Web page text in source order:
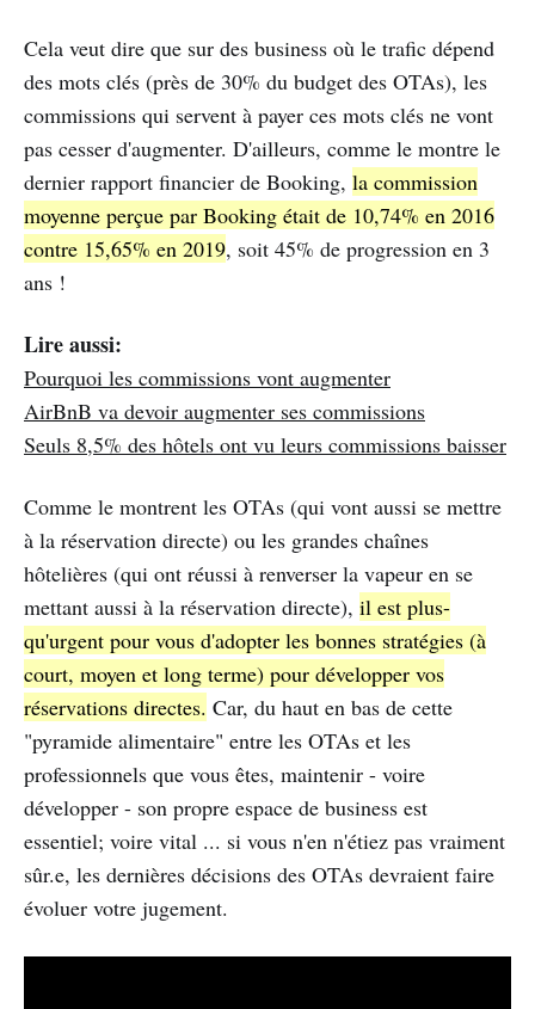
Cela veut dire que sur des business où le trafic dépend
des mots clés (près de 30% du budget des OTAs), les
commissions qui servent à payer ces mots clés ne vont
pas cesser d'augmenter. D'ailleurs, comme le montre le
dernier rapport financier de Booking, la commission
moyenne perçue par Booking était de 10,74% en 2016
contre 15,65% en 2019, soit 45% de progression en 3
ans !
Lire aussi:
Pourquoi les commissions vont augmenter
AirBnB va devoir augmenter ses commissions
Seuls 8,5% des hôtels ont vu leurs commissions baisser
Comme le montrent les OTAs (qui vont aussi se mettre
à la réservation directe) ou les grandes chaînes
hôtelières (qui ont réussi à renverser la vapeur en se
mettant aussi à la réservation directe), il est plus-
qu'urgent pour vous d'adopter les bonnes stratégies (à
court, moyen et long terme) pour développer vos
réservations directes. Car, du haut en bas de cette
"pyramide alimentaire" entre les OTAs et les
professionnels que vous êtes, maintenir - voire
développer - son propre espace de business est
essentiel; voire vital ... si vous n'en n'étiez pas vraiment
sûr.e, les dernières décisions des OTAs devraient faire
évoluer votre jugement.